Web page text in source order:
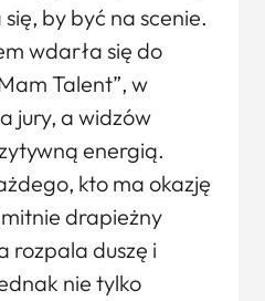
by być na scenie.
wdarła się do
Talent”, w
jury, a widzów
energią.
kto ma okazję
drapieżny
rozpala duszę i
nie tylko